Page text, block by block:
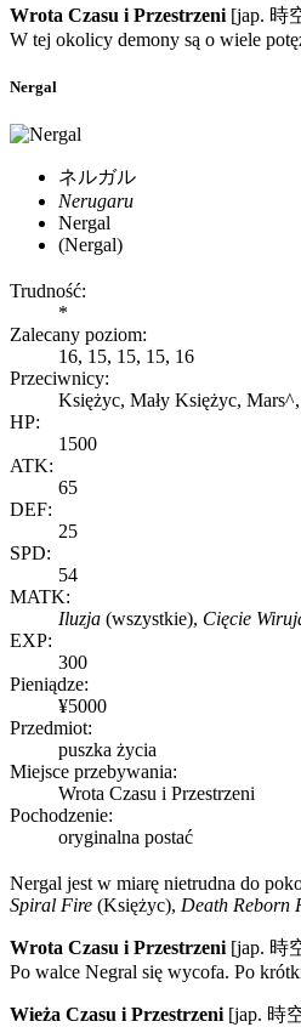
Wrota Czasu i Przestrzeni [jap. 時
W tej okolicy demony są o wiele
Nergal
ネルガル
Nerugaru
Nergal
(Nergal)
Trudność:
*
Zalecany poziom:
16, 15, 15, 15, 16
Przeciwnicy:
Księżyc, Mały Księżyc,
HP:
1500
ATK:
65
DEF:
25
SPD:
54
MATK:
Iluzja (wszystkie), Cięcie
EXP:
300
Pieniądze:
¥5000
Przedmiot:
puszka życia
Miejsce przebywania:
Wrota Czasu i Przestrzeni
Pochodzenie:
oryginalna postać
Nergal jest w miarę nietrudna do
Spiral Fire (Księżyc), Death Reborn
Wrota Czasu i Przestrzeni [jap. 時
Po walce Negral się wycofa. Po
Wieża Czasu i Przestrzeni [jap. 時